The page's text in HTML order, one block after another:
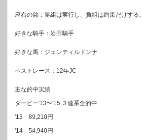
座右の銘：勝組は実行し、負組は約束だけする。
好きな騎手：岩田騎手
好きな馬：ジェンティルドンナ
ベストレース：12年JC
主な的中実績
ダービー'13〜'15 ３連系全的中
'13 89,210円
'14 54,940円